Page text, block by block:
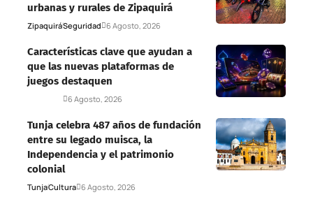
urbanas y rurales de Zipaquirá
ZipaquiráSeguridad 6 Agosto, 2026
Características clave que ayudan a
que las nuevas plataformas de
juegos destaquen
6 Agosto, 2026
Tunja celebra 487 años de fundación
entre su legado muisca, la
Independencia y el patrimonio
colonial
TunjaCultura 6 Agosto, 2026